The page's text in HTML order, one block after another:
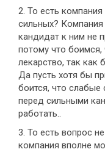
2. То есть
сильных? Компания
кандидат к ним не
потому что боимся,
лекарство, так как
Да пусть хотя бы
боится, что слабые
перед сильными
работать..
3. То есть вопрос
компания вполне